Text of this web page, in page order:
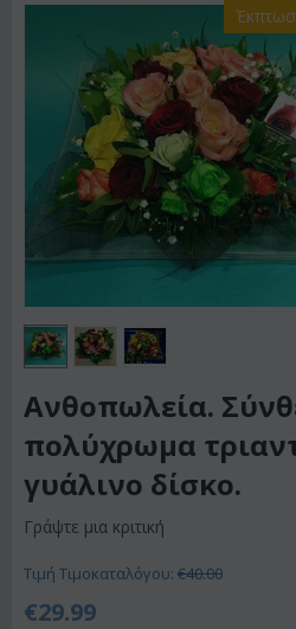
Ανθοπωλεία.
πολύχρωμα
γυάλινο δίσκο.
Γράψτε μια κριτική
Τιμή Τιμοκαταλόγου: €40.00
€29.99